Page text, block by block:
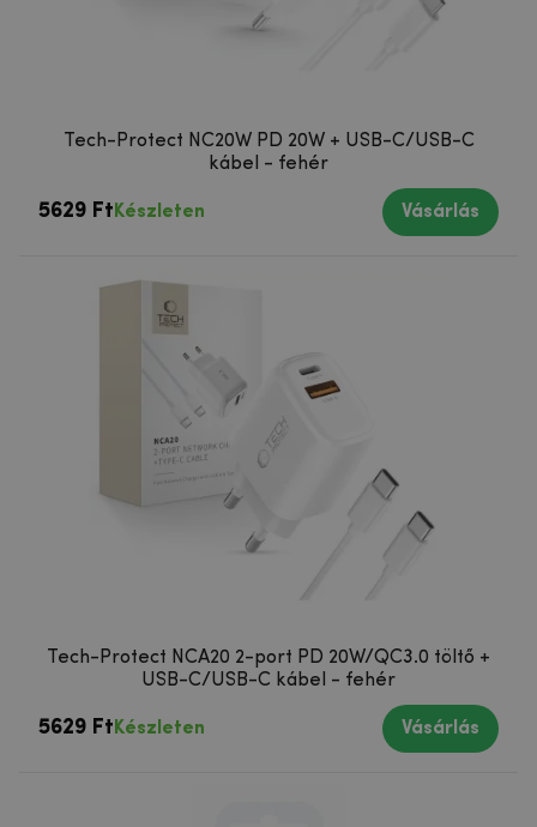
Tech-Protect NC20W PD 20W + USB-C/USB-C
kábel - fehér
5629 Ft Készleten Vásárlás
Tech-Protect NCA20 2-port PD 20W/QC3.0 töltő +
USB-C/USB-C kábel - fehér
5629 Ft Készleten Vásárlás